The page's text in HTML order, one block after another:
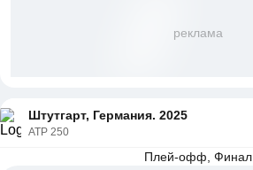
реклама
Штутгарт, Германия. 2025
ATP 250
Плей-офф, Финал